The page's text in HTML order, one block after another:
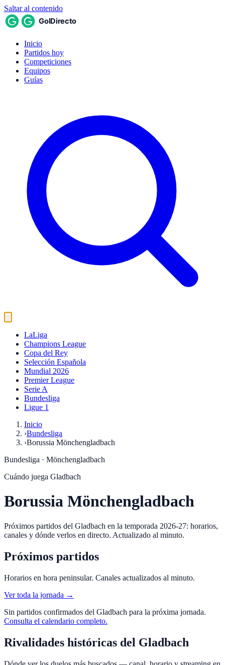
Saltar al contenido
Inicio
Partidos hoy
Competiciones
Equipos
Guías
LaLiga
Champions League
Copa del Rey
Selección Española
Mundial 2026
Premier League
Serie A
Bundesliga
Ligue 1
Inicio
›Bundesliga
›Borussia Mönchengladbach
Bundesliga · Mönchengladbach
Cuándo juega Gladbach
Borussia Mönchengladbach
Próximos partidos del Gladbach en la temporada 2026-27: horarios,
canales y dónde verlos en directo. Actualizado al minuto.
Próximos partidos
Horarios en hora peninsular. Canales actualizados al minuto.
Ver toda la jornada →
Sin partidos confirmados del Gladbach para la próxima jornada.
Consulta el calendario completo.
Rivalidades históricas del Gladbach